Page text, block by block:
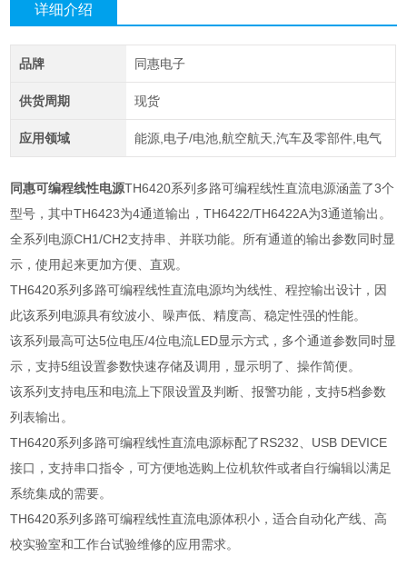
详细介绍
品牌 同惠电子
供货周期 现货
应用领域 能源,电子/电池,航空航天,汽车及零部件,电气
同惠可编程线性电源TH6420系列多路可编程线性直流电源涵盖了3个
型号，其中TH6423为4通道输出，TH6422/TH6422A为3通道输出。
全系列电源CH1/CH2支持串、并联功能。所有通道的输出参数同时显
示，使用起来更加方便、直观。
TH6420系列多路可编程线性直流电源均为线性、程控输出设计，因
此该系列电源具有纹波小、噪声低、精度高、稳定性强的性能。
该系列最高可达5位电压/4位电流LED显示方式，多个通道参数同时显
示，支持5组设置参数快速存储及调用，显示明了、操作简便。
该系列支持电压和电流上下限设置及判断、报警功能，支持5档参数
列表输出。
TH6420系列多路可编程线性直流电源标配了RS232
USB DEVICE
接口，支持串口指令，可方便地选购上位机软件或者自行编辑以满足
系统集成的需要。
TH6420系列多路可编程线性直流电源体积小，适合自动化产线、高
校实验室和工作台试验维修的应用需求。